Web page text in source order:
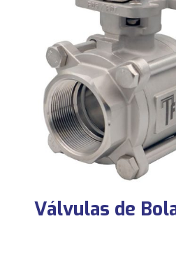
Válvulas de